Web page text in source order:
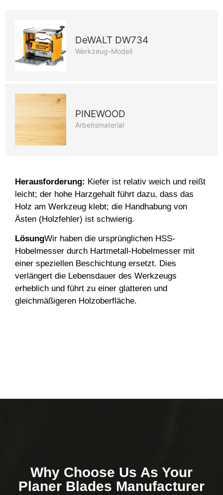
DeWALT DW734
Werkzeug-Modell
PINEWOOD
Arbeitsmaterial
Herausforderung: Kiefer ist relativ weich und reißt
leicht; der hohe Harzgehalt führt dazu, dass das
Holz am Werkzeug klebt; die Handhabung von
Ästen (Holzfehler) ist schwierig.
LösungWir haben die ursprünglichen HSS-
Hobelmesser durch Hartmetall-Hobelmesser mit
einer speziellen Beschichtung ersetzt. Dies
verlängert die Lebensdauer des Werkzeugs
erheblich und führt zu einer glatteren und
gleichmäßigeren Holzoberfläche.
Why Choose Us As Your
Planer Blades Manufacturer